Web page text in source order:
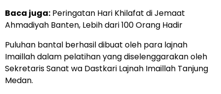
Baca juga: Peringatan Hari Khilafat di Jemaat
Ahmadiyah Banten, Lebih dari 100 Orang Hadir
Puluhan bantal berhasil dibuat oleh para lajnah
Imaillah dalam pelatihan yang diselenggarakan oleh
Sekretaris Sanat wa Dastkari Lajnah Imaillah Tanjung
Medan.